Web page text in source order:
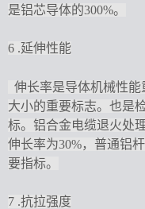
是铝芯导体的300%。
6 .延伸性能
伸长率是导体机械性
大小的重要标志。也是
标。铝合金电缆退火处
伸长率为30%，普通铝
要指标。
7 .抗拉强度